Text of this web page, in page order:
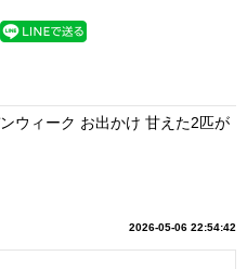
ウィーク お出かけ 甘えた2匹が
2026-05-06 22:54:42